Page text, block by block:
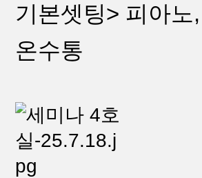
기본셋팅> 피아
온수통